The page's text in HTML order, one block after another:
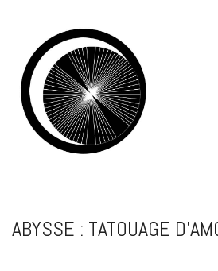
ABYSSE : TATOUAGE